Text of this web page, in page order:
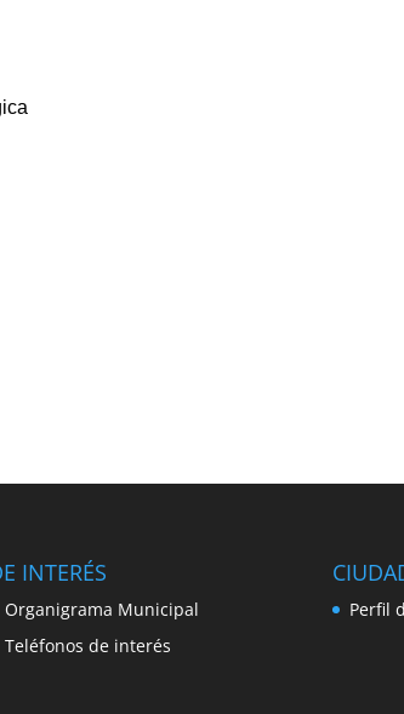
INTERÉS
Organigrama Municipal
Teléfonos de interés
Perfil